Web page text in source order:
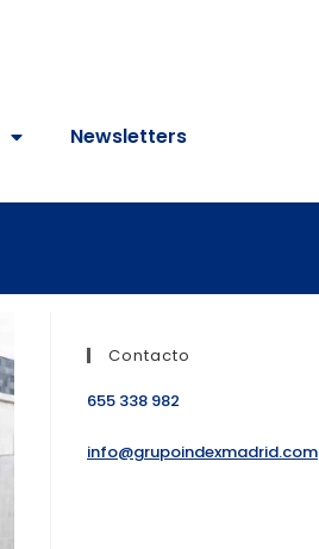
Newsletters
Contacto
655 338 982
info@grupoindexmadrid.com